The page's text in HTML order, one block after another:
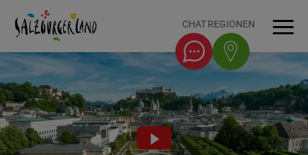
Zum InhaltAccesskey
[0]
Zur NavigationAccesskey
[1]
Zum Seitenanfang
Zum Fuß-BereichAccesskey
[3] CHAT REGIONEN
Video
abspielen